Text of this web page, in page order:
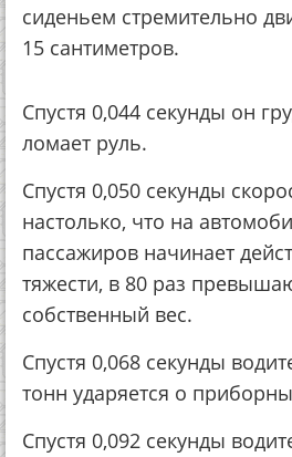
сиденьем стремительно
15 сантиметров.
Спустя 0,044 секунды он
ломает руль.
Спустя 0,050 секунды
настолько, что на
пассажиров начинает
тяжести, в 80 раз
собственный вес.
Спустя 0,068 секунды
тонн ударяется о
Спустя 0,092 секунды